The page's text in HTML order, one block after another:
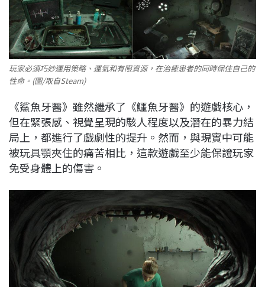
玩家必須巧妙運用策略、運氣和有限資源，在治癒患者的同時保住自己的
性命。(圖/取自Steam)
《鯊魚牙醫》雖然繼承了《鱷魚牙醫》的遊戲核心，
但在緊張感、視覺呈現的駭人程度以及潛在的暴力結
局上，都進行了戲劇性的提升。然而，與現實中可能
被玩具顎夾住的痛苦相比，這款遊戲至少能保證玩家
免受身體上的傷害。